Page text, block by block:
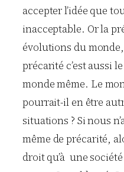
accepter l’idée que
inacceptable. Or la
évolutions du
précarité c’est aussi
monde même. Le
pourrait-il en être
situations ? Si nous
même de précarité,
droit qu’à une